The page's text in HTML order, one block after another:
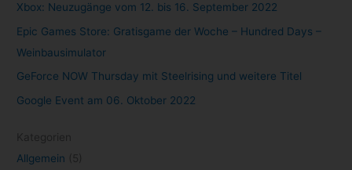
Xbox: Neuzugänge vom 12. bis 16. September 2022
Epic Games Store: Gratisgame der Woche – Hundred Days –
Weinbausimulator
GeForce NOW Thursday mit Steelrising und weitere Titel
Google Event am 06. Oktober 2022
Allgemein